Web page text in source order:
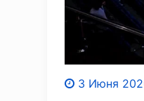
3 Июня